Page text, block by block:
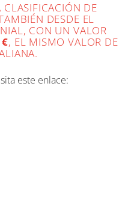
CLASIFICACIÓN DE
DESDE EL
CON UN VALOR
, EL MISMO VALOR DE
este enlace: